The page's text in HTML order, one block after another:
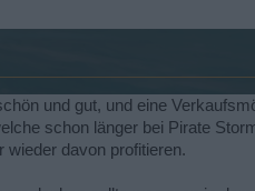
und gut, und eine
schon länger bei Pirate
wieder davon profitieren.